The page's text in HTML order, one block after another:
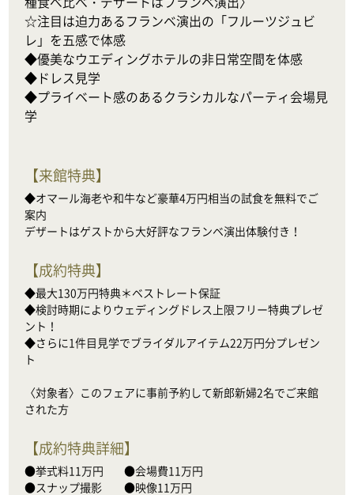
☆注目は迫力あるフランベ演出の「フルーツジュビ
レ」を五感で体感
◆優美なウエディングホテルの非日常空間を体感
◆ドレス見学
◆プライベート感のあるクラシカルなパーティ会場見
学
【来館特典】
◆オマール海老や和牛など豪華4万円相当の試食を無料でご
案内
デザートはゲストから大好評なフランベ演出体験付き！
【成約特典】
◆最大130万円特典＊ベストレート保証
◆検討時期によりウェディングドレス上限フリー特典プレゼ
ント！
◆さらに1件目見学でブライダルアイテム22万円分プレゼン
ト
〈対象者〉このフェアに事前予約して新郎新婦2名でご来館
された方
【成約特典詳細】
●挙式料11万円　    ●会場費11万円
●スナップ撮影　　●映像11万円